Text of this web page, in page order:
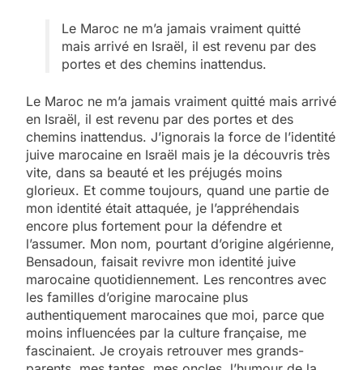
Le Maroc ne m’a jamais vraiment quitté
mais arrivé en Israël, il est revenu par des
portes et des chemins inattendus.
Le Maroc ne m’a jamais vraiment quitté mais arrivé
en Israël, il est revenu par des portes et des
chemins inattendus. J’ignorais la force de l’identité
juive marocaine en Israël mais je la découvris très
vite, dans sa beauté et les préjugés moins
glorieux. Et comme toujours, quand une partie de
mon identité était attaquée, je l’appréhendais
encore plus fortement pour la défendre et
l’assumer. Mon nom, pourtant d’origine algérienne,
Bensadoun, faisait revivre mon identité juive
marocaine quotidiennement. Les rencontres avec
les familles d’origine marocaine plus
authentiquement marocaines que moi, parce que
moins influencées par la culture française, me
fascinaient. Je croyais retrouver mes grands-